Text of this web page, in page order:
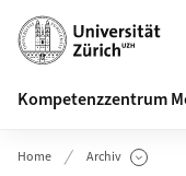
Header
Kompetenzzentrum
Home Archiv
Unterseiten